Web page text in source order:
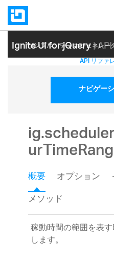
Ignite UI for jQuery|
サンプル テーマ ジェネレー
ヘルプ トピック API リファ
ナビゲー
概要 オプション
メソッド
稼動時間の範囲を表
します。